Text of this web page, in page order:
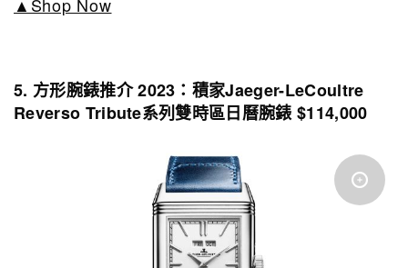
▲Shop Now
5. 方形腕錶推介 2023：積家Jaeger-LeCoultre
Reverso Tribute系列雙時區日曆腕錶 $114,000